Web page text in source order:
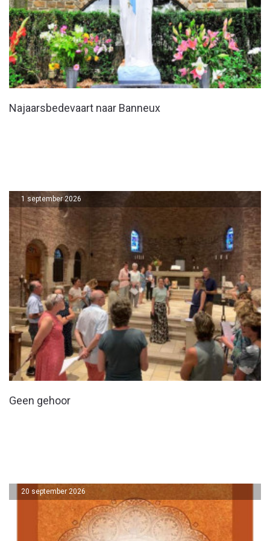
Najaarsbedevaart naar Banneux
Geen gehoor
1 september 2026
20 september 2026